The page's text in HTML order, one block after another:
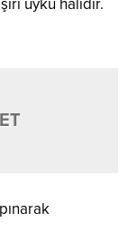
uyku halidir.